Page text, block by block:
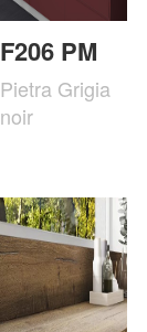
F206 PM
Pietra Grigia
noir